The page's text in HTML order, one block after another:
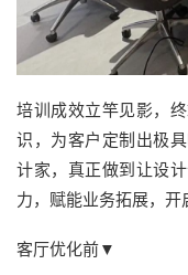
培训成效立竿见影，
识，为客户定制出极
计家，真正做到让设
力，赋能业务拓展，开
客厅优化前▼